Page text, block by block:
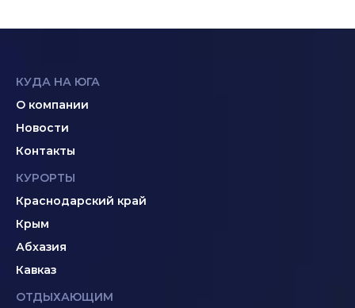
КУДА НА ЮГА
О компании
Новости
Контакты
КУРОРТЫ
Краснодарский край
Крым
Абхазия
Кавказ
ОТДЫХАЮЩИМ